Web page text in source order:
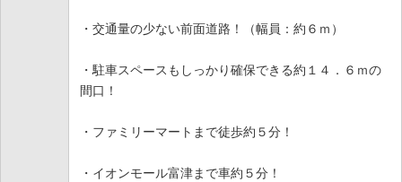
・交通量の少ない前面道路！（幅員：約６ｍ）
・駐車スペースもしっかり確保できる約１４．６ｍの
間口！
・ファミリーマートまで徒歩約５分！
・イオンモール富津まで車約５分！